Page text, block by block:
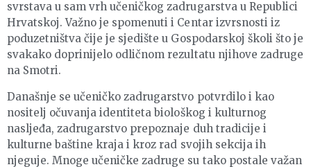
svrstava u sam vrh učeničkog zadrugarstva u Republici
Hrvatskoj. Važno je spomenuti i Centar izvrsnosti iz
poduzetništva čije je sjedište u Gospodarskoj školi što je
svakako doprinijelo odličnom rezultatu njihove zadruge
na Smotri.
Današnje se učeničko zadrugarstvo potvrdilo i kao
nositelj očuvanja identiteta biološkog i kulturnog
nasljeđa, zadrugarstvo prepoznaje duh tradicije i
kulturne baštine kraja i kroz rad svojih sekcija ih
njeguje. Mnoge učeničke zadruge su tako postale važan